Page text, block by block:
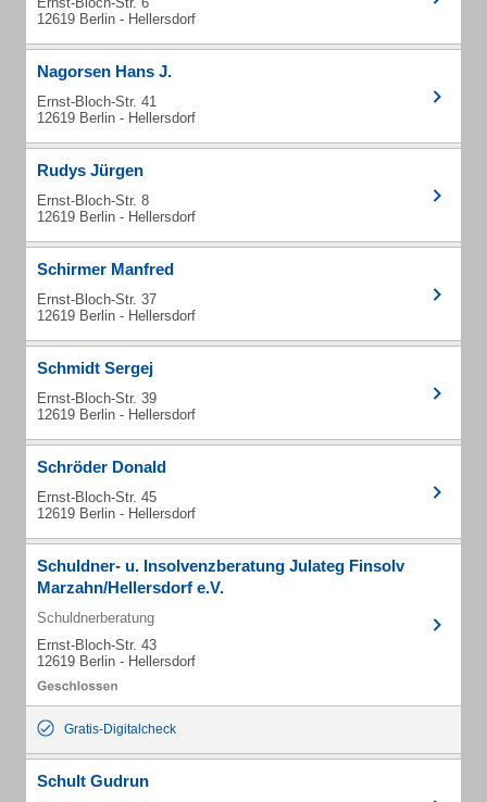
12619 Berlin - Hellersdorf
Nagorsen Hans J.
Ernst-Bloch-Str. 41
12619 Berlin - Hellersdorf
Rudys Jürgen
Ernst-Bloch-Str. 8
12619 Berlin - Hellersdorf
Schirmer Manfred
Ernst-Bloch-Str. 37
12619 Berlin - Hellersdorf
Schmidt Sergej
Ernst-Bloch-Str. 39
12619 Berlin - Hellersdorf
Schröder Donald
Ernst-Bloch-Str. 45
12619 Berlin - Hellersdorf
Schuldner- u. Insolvenzberatung Julateg Finsolv
Marzahn/Hellersdorf e.V.
Schuldnerberatung
Ernst-Bloch-Str. 43
12619 Berlin - Hellersdorf
Gratis-Digitalcheck
Schult Gudrun